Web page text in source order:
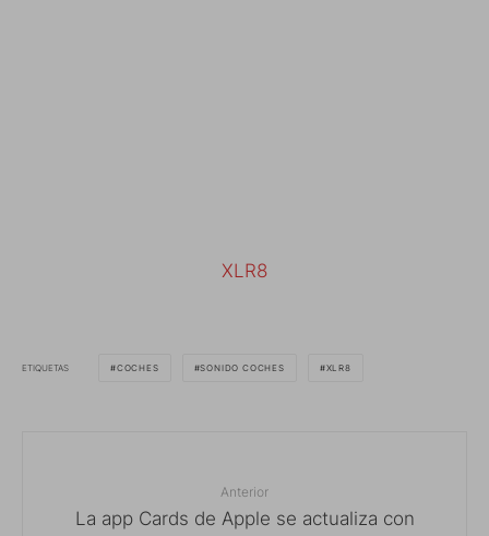
XLR8
ETIQUETAS COCHES SONIDO COCHES XLR8
Anterior
La app Cards de Apple se actualiza con